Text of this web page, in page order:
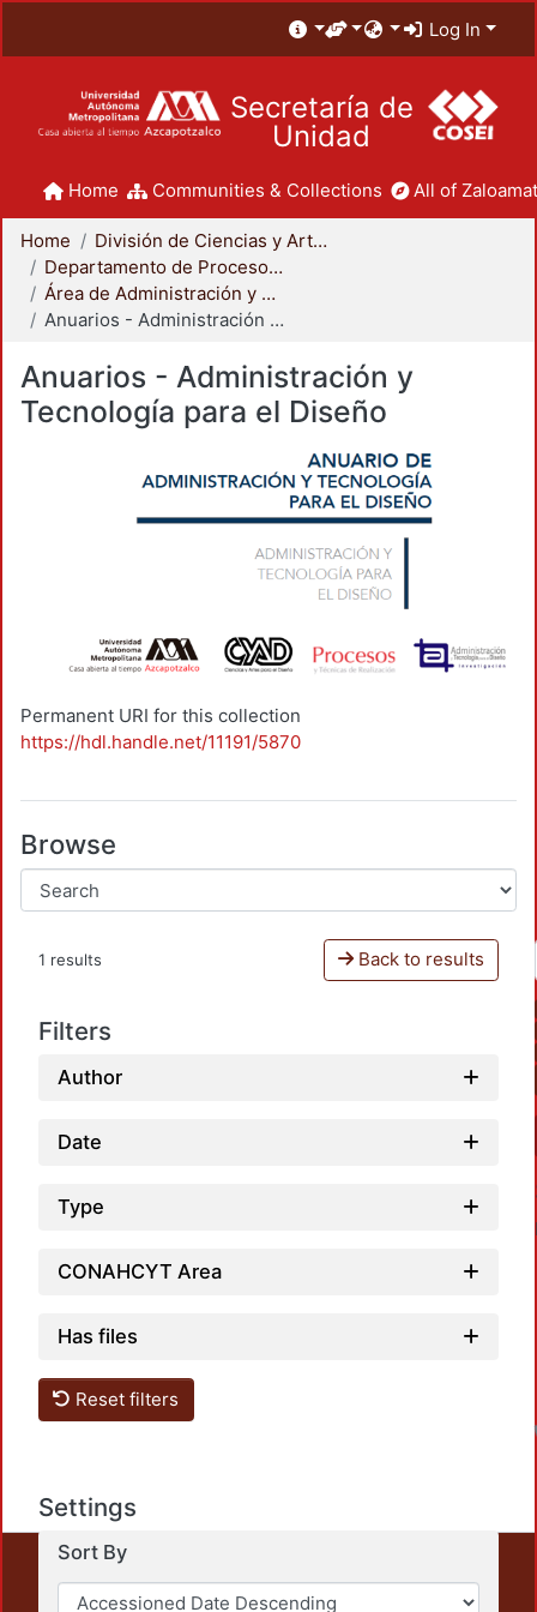
Log In
Secretaría de
Unidad
Home Communities & Collections All of
Home
División de Ciencias y Artes para el Diseño
Departamento de Procesos y Técnicas de Realización
Área de Administración y Tecnología para el Diseño
Anuarios - Administración y Tecnología para el Diseño
Anuarios - Administración y
Tecnología para el Diseño
Permanent URI for this collection
https://hdl.handle.net/11191/5870
Browse
1 results Back to results
Filters
Author
Date
Type
CONAHCYT Area
Has files
Reset filters
Settings
Sort By
This repository preserves and disseminates, in
unrestricted open access, the teaching and research